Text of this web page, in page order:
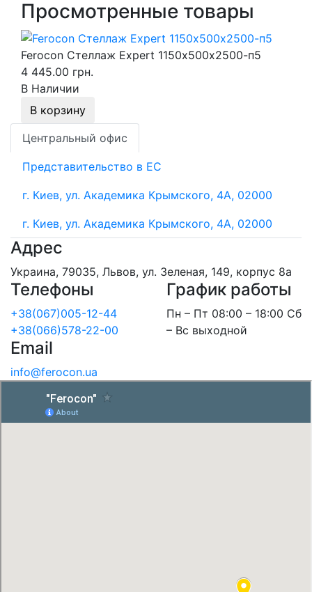
Просмотренные товары
Ferocon Стеллаж Expert 1150х500х2500-п5
4 445.00 грн.
В Наличии
В корзину
Центральный офис
Представительство в ЕС
г. Киев, ул. Академика Крымского, 4А, 02000
г. Киев, ул. Академика Крымского, 4А, 02000
Адрес
Украина, 79035, Львов, ул. Зеленая, 149, корпус 8а
Телефоны
+38(067)005-12-44
+38(066)578-22-00
График работы
Пн – Пт 08:00 – 18:00 Сб
– Вс выходной
Email
info@ferocon.ua